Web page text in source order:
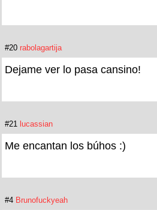
#20 rabolagartija
Dejame ver lo pasa cansino!
#21 lucassian
Me encantan los búhos :)
#4 Brunofuckyeah